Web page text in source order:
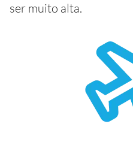
ser muito alta.